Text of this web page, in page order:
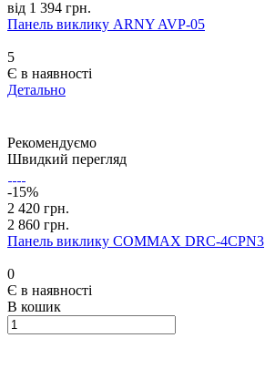
від 1 394 грн.
Панель виклику ARNY AVP-05
5
Є в наявності
Детально
Рекомендуємо
Швидкий перегляд
-15%
2 420 грн.
2 860 грн.
Панель виклику COMMAX DRC-4CPN3
0
Є в наявності
В кошик